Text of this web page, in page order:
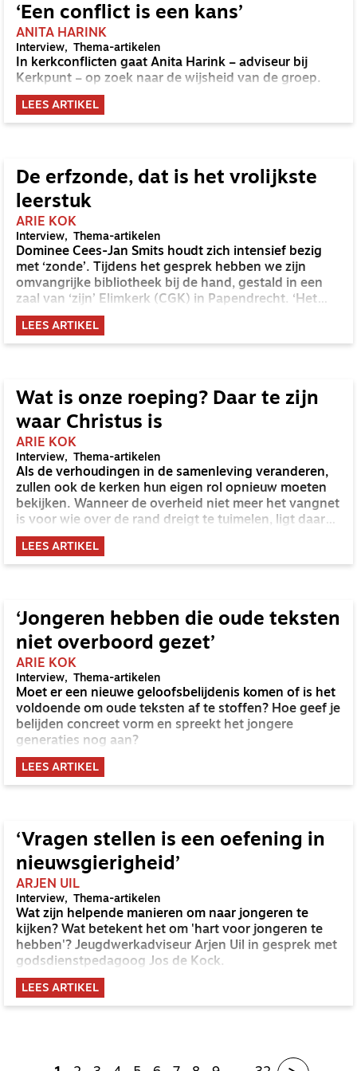
‘Een conflict is een kans’
ANITA HARINK
Interview Thema-artikelen
In kerkconflicten gaat Anita Harink – adviseur bij
Kerkpunt – op zoek naar de wijsheid van de groep.
LEES ARTIKEL
De erfzonde, dat is het vrolijkste
leerstuk
ARIE KOK
Interview Thema-artikelen
Dominee Cees-Jan Smits houdt zich intensief bezig
met ‘zonde’. Tijdens het gesprek hebben we zijn
omvangrijke bibliotheek bij de hand, gestald in een
zaal van ‘zijn’ Elimkerk (CGK) in Papendrecht. ‘Het
geeft thuis weer wat ruimte en hier kan ik vaak in alle
rust studeren.’
LEES ARTIKEL
Wat is onze roeping? Daar te zijn
waar Christus is
ARIE KOK
Interview Thema-artikelen
Als de verhoudingen in de samenleving veranderen,
zullen ook de kerken hun eigen rol opnieuw moeten
bekijken. Wanneer de overheid niet meer het vangnet
is voor wie over de rand dreigt te tuimelen, ligt daar
dan een verantwoordelijkheid voor de kerk?
LEES ARTIKEL
‘Jongeren hebben die oude teksten
niet overboord gezet’
ARIE KOK
Interview Thema-artikelen
Moet er een nieuwe geloofsbelijdenis komen of is het
voldoende om oude teksten af te stoffen? Hoe geef je
belijden concreet vorm en spreekt het jongere
generaties nog aan?
LEES ARTIKEL
‘Vragen stellen is een oefening in
nieuwsgierigheid’
ARJEN UIL
Interview Thema-artikelen
Wat zijn helpende manieren om naar jongeren te
kijken? Wat betekent het om 'hart voor jongeren te
hebben'? Jeugdwerkadviseur Arjen Uil in gesprek met
godsdienstpedagoog Jos de Kock.
LEES ARTIKEL